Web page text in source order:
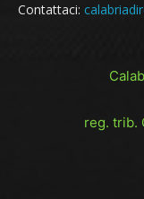
Contattaci:
reg. trib.